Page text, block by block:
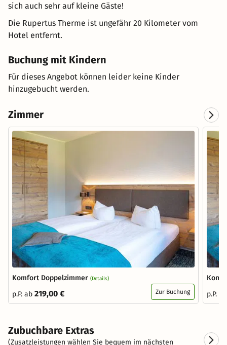
sich auch sehr auf kleine Gäste!
Die Rupertus Therme ist ungefähr 20 Kilometer vom
Hotel entfernt.
Buchung mit Kindern
Für dieses Angebot können leider keine Kinder
hinzugebucht werden.
Zimmer
Komfort Doppelzimmer (Details)
p.P. ab 219,00 € Zur Buchung
p.P.
Zubuchbare Extras
(Zusatzleistungen wählen Sie bequem im nächsten